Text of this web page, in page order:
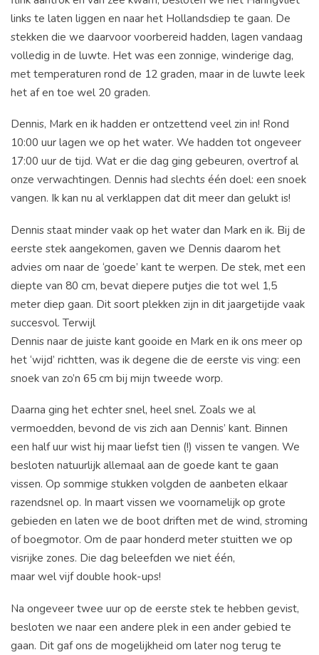
links te laten liggen en naar het Hollandsdiep te gaan. De
stekken die we daarvoor voorbereid hadden, lagen vandaag
volledig in de luwte. Het was een zonnige, winderige dag,
met temperaturen rond de 12 graden, maar in de luwte leek
het af en toe wel 20 graden.
Dennis, Mark en ik hadden er ontzettend veel zin in! Rond
10:00 uur lagen we op het water. We hadden tot ongeveer
17:00 uur de tijd. Wat er die dag ging gebeuren, overtrof al
onze verwachtingen. Dennis had slechts één doel: een snoek
vangen. Ik kan nu al verklappen dat dit meer dan gelukt is!
Dennis staat minder vaak op het water dan Mark en ik. Bij de
eerste stek aangekomen, gaven we Dennis daarom het
advies om naar de ‘goede’ kant te werpen. De stek, met een
diepte van 80 cm, bevat diepere putjes die tot wel 1,5
meter diep gaan. Dit soort plekken zijn in dit jaargetijde vaak
succesvol. Terwijl
Dennis naar de juiste kant gooide en Mark en ik ons meer op
het ‘wijd’ richtten, was ik degene die de eerste vis ving: een
snoek van zo’n 65 cm bij mijn tweede worp.
Daarna ging het echter snel, heel snel. Zoals we al
vermoedden, bevond de vis zich aan Dennis’ kant. Binnen
een half uur wist hij maar liefst tien (!) vissen te vangen. We
besloten natuurlijk allemaal aan de goede kant te gaan
vissen. Op sommige stukken volgden de aanbeten elkaar
razendsnel op. In maart vissen we voornamelijk op grote
gebieden en laten we de boot driften met de wind, stroming
of boegmotor. Om de paar honderd meter stuitten we op
visrijke zones. Die dag beleefden we niet één,
maar wel vijf double hook-ups!
Na ongeveer twee uur op de eerste stek te hebben gevist,
besloten we naar een andere plek in een ander gebied te
gaan. Dit gaf ons de mogelijkheid om later nog terug te